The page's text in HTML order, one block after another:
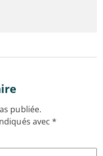
publiée.
avec*